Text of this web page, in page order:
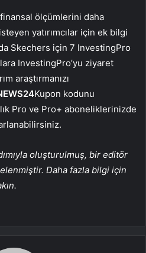
ölçümlerini daha
yatırımcılar için ek bilgi
Skechers için 7 InvestingPro
InvestingPro’yu ziyaret
araştırmanızı
Kupon kodunu
Pro ve Pro+ aboneliklerinizde
oluşturulmuş, bir editör
Daha fazla bilgi için